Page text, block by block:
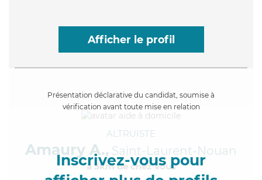
Afficher le profil
Présentation déclarative du candidat, soumise à
vérification avant toute mise en relation
Inscrivez-vous pour
ALTRUISTE
Amaury A., Saint-Laurent-Nouan
à 5km de chez Vous